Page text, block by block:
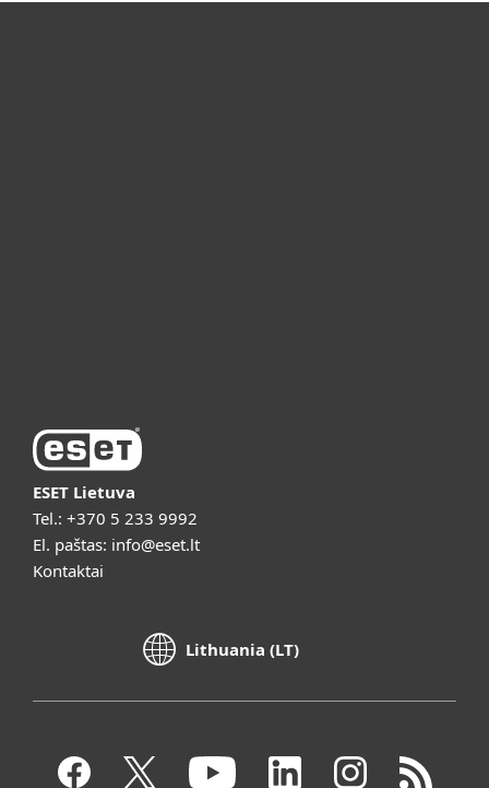
ESET Lietuva
Tel.: +370 5 233 9992
El. paštas: info@eset.lt
Kontaktai
Lithuania (LT)